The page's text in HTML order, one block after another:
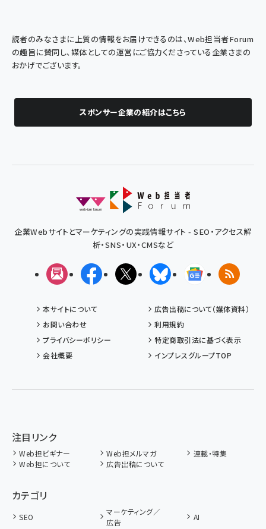
読者のみなさまに上質の情報をお届けできるのは、Web担当者Forum
の趣旨に賛同し、媒体としての運営にご協力くださっている企業さまの
おかげでございます。
スポンサー企業の紹介はこちら
企業Webサイトとマーケティングの実践情報サイト - SEO・アクセス解
析・SNS・UX・CMSなど
メルマガFacebookX(エックス)BlueskyGoogleニュ
RSS
本サイトについて
広告出稿について（媒体資料）
お問い合わせ
利用規約
プライバシーポリシー
特定商取引法に基づく表示
会社概要
インプレスグループTOP
注目リンク
Web担ビギナー Web担メルマガ
連載・特集
Web担について
広告出稿について
カテゴリ
SEO
マーケティング／
広告
AI